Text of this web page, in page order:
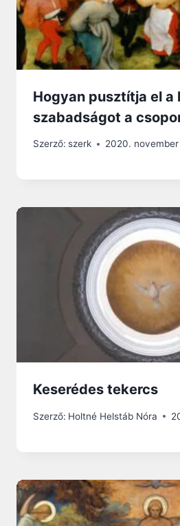
Hogyan pusztítja el a
szabadságot a
Szerző: szerk 2020.
Keserédes tekercs
Szerző: Holtné Helstáb Nóra